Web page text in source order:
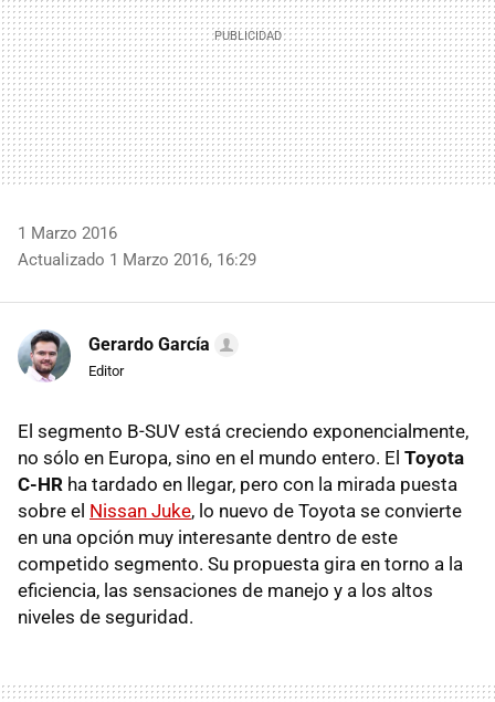
1 Marzo 2016
Actualizado 1 Marzo 2016, 16:29
Gerardo García
Editor
El segmento B-SUV está creciendo exponencialmente,
no sólo en Europa, sino en el mundo entero. El Toyota
C-HR ha tardado en llegar, pero con la mirada puesta
sobre el Nissan Juke, lo nuevo de Toyota se convierte
en una opción muy interesante dentro de este
competido segmento. Su propuesta gira en torno a la
eficiencia, las sensaciones de manejo y a los altos
niveles de seguridad.